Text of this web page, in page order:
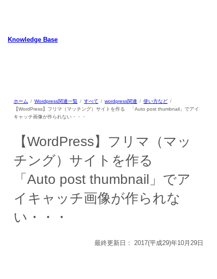
スKnowledge Base
ホーム Wordpress関連一覧 すべて wordpress関連
使い方など
【WordPress】フリマ（マッチング）サイトを作る 「Auto post thumbnail」でアイ
キャッチ画像が作られない・・・
【WordPress】フリマ（マッ
チング）サイトを作る
「Auto post thumbnail」でア
イキャッチ画像が作られな
い・・・
最終更新日： 2017(平成29)年10月29日